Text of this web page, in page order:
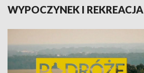
WYPOCZYNEK I REKREACJA